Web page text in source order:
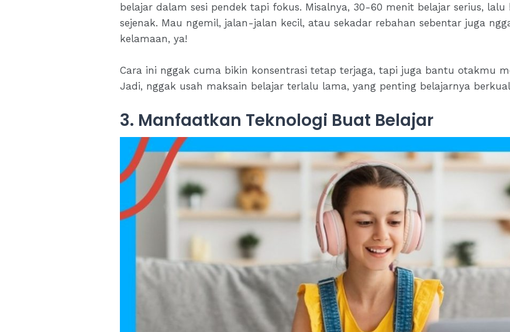
belajar dalam sesi pendek tapi fokus. Misalnya, 30-60 menit belajar serius,
sejenak. Mau ngemil, jalan-jalan kecil, atau sekadar rebahan sebentar juga
kelamaan, ya!
Cara ini nggak cuma bikin konsentrasi tetap terjaga, tapi juga bantu otakmu
Jadi, nggak usah maksain belajar terlalu lama, yang penting belajarnya
3. Manfaatkan Teknologi Buat Belajar